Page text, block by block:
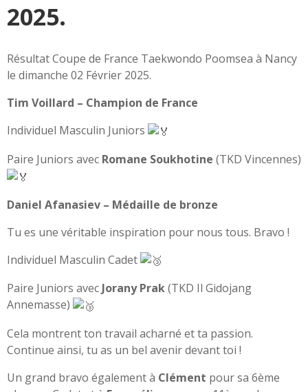
2025.
Résultat Coupe de France Taekwondo Poomsea à Nancy
le dimanche 02 Février 2025.
Tim Voillard – Champion de France
Individuel Masculin Juniors
Paire Juniors avec Romane Soukhotine (TKD Vincennes)
Daniel Afanasiev – Médaille de bronze
Tu es une véritable inspiration pour nous tous. Bravo !
Individuel Masculin Cadet
Paire Juniors avecJorany Prak(TKD Il Gidojang
Annemasse)
Cela montrent ton travail acharné et ta passion.
Continue ainsi, tu as un bel avenir devant toi !
Un grand bravo également à Clément pour sa 6ème